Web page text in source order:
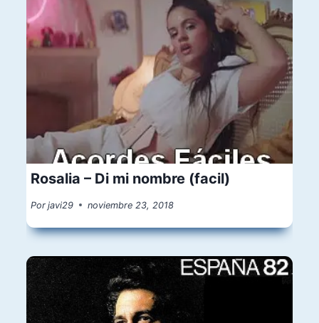
Rosalia – Di mi nombre (facil)
Por javi29 noviembre 23, 2018